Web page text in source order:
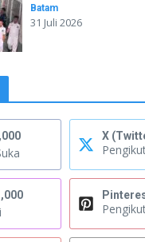
Batam
31 Juli 2026
X